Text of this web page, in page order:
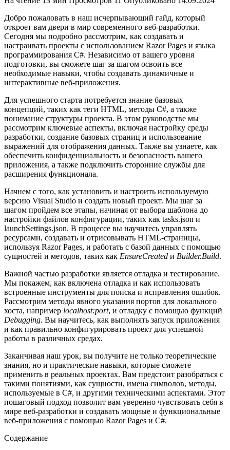
Добро пожаловать в наш исчерпывающий гайд, который
откроет вам двери в мир современного веб-разработки.
Сегодня мы подробно рассмотрим, как создавать и
настраивать проекты с использованием Razor Pages и языка
программирования C#. Независимо от вашего уровня
подготовки, вы сможете шаг за шагом освоить все
необходимые навыки, чтобы создавать динамичные и
интерактивные веб-приложения.
Для успешного старта потребуется знание базовых
концепций, таких как теги HTML, методы C#, а также
понимание структуры проекта. В этом руководстве мы
рассмотрим ключевые аспекты, включая настройку среды
разработки, создание базовых страниц и использование
выражений для отображения данных. Также вы узнаете, как
обеспечить конфиденциальность и безопасность вашего
приложения, а также подключить сторонние службы для
расширения функционала.
Начнем с того, как установить и настроить используемую
версию Visual Studio и создать новый проект. Мы шаг за
шагом пройдем все этапы, начиная от выбора шаблона до
настройки файлов конфигурации, таких как tasks.json и
launchSettings.json. В процессе вы научитесь управлять
ресурсами, создавать и отрисовывать HTML-страницы,
используя Razor Pages, и работать с базой данных с помощью
сущностей и методов, таких как EnsureCreated и Builder.Build.
Важной частью разработки является отладка и тестирование.
Мы покажем, как включена отладка и как использовать
встроенные инструменты для поиска и исправления ошибок.
Рассмотрим методы явного указания портов для локального
хоста, например localhost:port, и отладку с помощью функций
Debugging. Вы научитесь, как выполнять запуск приложения
и как правильно конфигурировать проект для успешной
работы в различных средах.
Заканчивая наш урок, вы получите не только теоретические
знания, но и практические навыки, которые сможете
применить в реальных проектах. Вам предстоит разобраться с
такими понятиями, как сущности, имена символов, методы,
используемые в C#, и другими техническими аспектами. Этот
пошаговый подход позволит вам уверенно чувствовать себя в
мире веб-разработки и создавать мощные и функциональные
веб-приложения с помощью Razor Pages и C#.
Содержание